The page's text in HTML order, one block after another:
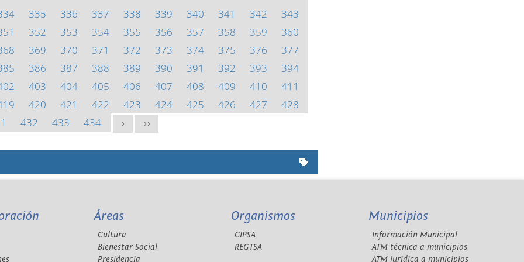
335 336 337 338 339 340 341 342
343
352 353 354 355 356 357 358 359
360
369 370 371 372 373 374 375 376
377
386 387 388 389 390 391 392 393
394
403 404 405 406 407 408 409 410
411
420 421 422 423 424 425 426 427
428
432 433 434 > >>
Áreas
Cultura
Bienestar Social
Presidencia
Organismos
CIPSA
REGTSA
Municipios
Información Municipal
ATM técnica a municipios
ATM jurídica a municipios